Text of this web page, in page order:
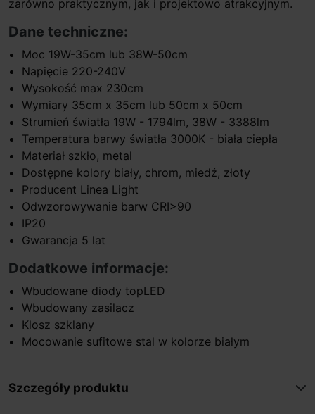
zarówno praktycznym, jak i projektowo atrakcyjnym.
Dane techniczne:
Moc 19W-35cm lub 38W-50cm
Napięcie 220-240V
Wysokość max 230cm
Wymiary 35cm x 35cm lub 50cm x 50cm
Strumień światła 19W - 1794lm, 38W - 3388lm
Temperatura barwy światła 3000K - biała ciepła
Materiał szkło, metal
Dostępne kolory biały, chrom, miedź, złoty
Producent Linea Light
Odwzorowywanie barw CRI>90
IP20
Gwarancja 5 lat
Dodatkowe informacje:
Wbudowane diody topLED
Wbudowany zasilacz
Klosz szklany
Mocowanie sufitowe stal w kolorze białym
Szczegóły produktu